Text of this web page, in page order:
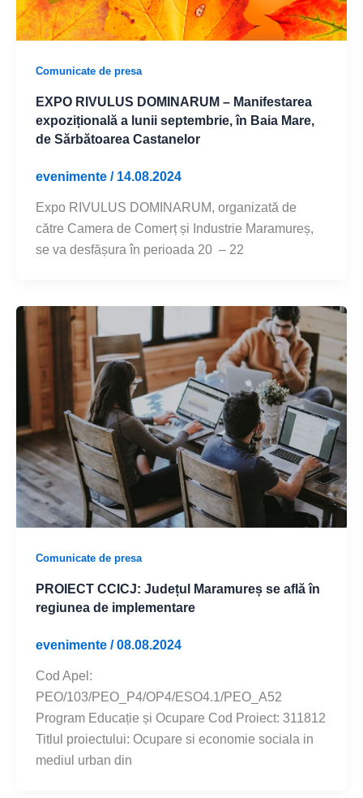
Comunicate de presa
EXPO RIVULUS DOMINARUM – Manifestarea
expozițională a lunii septembrie, în Baia Mare,
de Sărbătoarea Castanelor
evenimente / 14.08.2024
Expo RIVULUS DOMINARUM, organizată de
către Camera de Comerț și Industrie Maramureș,
se va desfășura în perioada 20 – 22
Comunicate de presa
PROIECT CCICJ: Județul Maramureș se află în
regiunea de implementare
evenimente /08.08.2024
Cod Apel:
PEO/103/PEO_P4/OP4/ESO4.1/PEO_A52
Program Educație și Ocupare Cod Proiect: 311812
Titlul proiectului: Ocupare si economie sociala in
mediul urban din